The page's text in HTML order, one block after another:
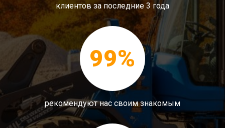
клиентов за последние 3 года
99%
рекомендуют нас своим знакомым